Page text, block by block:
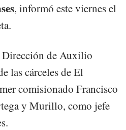
, informó este viernes el
Dirección de Auxilio
las cárceles de El
comisionado Francisco
y Murillo, como jefe